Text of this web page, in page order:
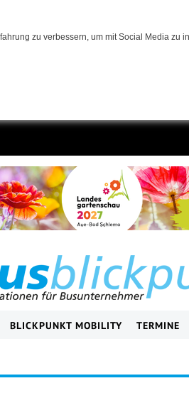
zu verbessern, um mit Social Media
BLICKPUNKT MOBILITY TERMINE